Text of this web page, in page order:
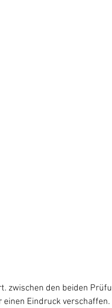
einen Eindruck verschaffen.